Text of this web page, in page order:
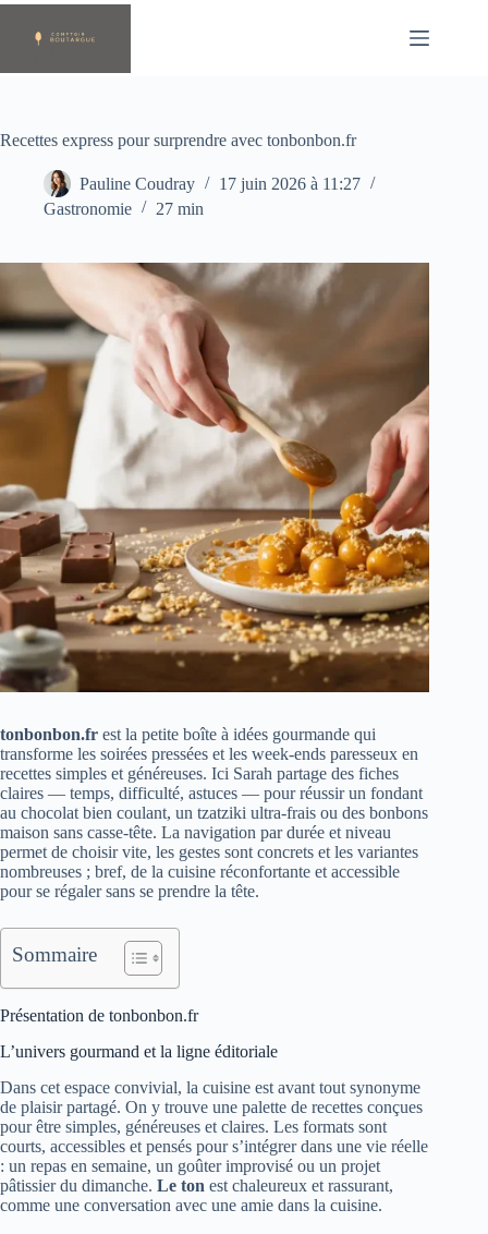
Passer
contenu
Recettes express pour surprendre avec tonbonbon.fr
Pauline Coudray
17 juin 2026 à 11:27
Gastronomie
27 min
tonbonbon.fr est la petite boîte à idées gourmande qui
transforme les soirées pressées et les week‑ends paresseux en
recettes simples et généreuses. Ici Sarah partage des fiches
claires — temps, difficulté, astuces — pour réussir un fondant
au chocolat bien coulant, un tzatziki ultra‑frais ou des bonbons
maison sans casse‑tête. La navigation par durée et niveau
permet de choisir vite, les gestes sont concrets et les variantes
nombreuses ; bref, de la cuisine réconfortante et accessible
pour se régaler sans se prendre la tête.
Sommaire
Présentation de tonbonbon.fr
L’univers gourmand et la ligne éditoriale
Dans cet espace convivial, la cuisine est avant tout synonyme
de plaisir partagé. On y trouve une palette de recettes conçues
pour être simples, généreuses et claires. Les formats sont
courts, accessibles et pensés pour s’intégrer dans une vie réelle
: un repas en semaine, un goûter improvisé ou un projet
pâtissier du dimanche. Le ton est chaleureux et rassurant,
comme une conversation avec une amie dans la cuisine.